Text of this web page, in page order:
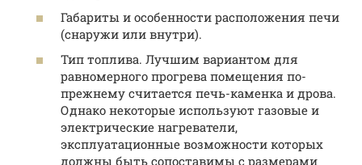
Габариты и особенности расположения печи
(снаружи или внутри).
Тип топлива. Лучшим вариантом для
равномерного прогрева помещения по-
прежнему считается печь-каменка и дрова.
Однако некоторые используют газовые и
электрические нагреватели,
эксплуатационные возможности которых
должны быть сопоставимы с размерами